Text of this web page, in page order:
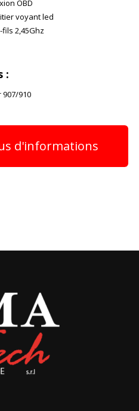
OBD
voyant led
2,45Ghz
:
910
d'informations